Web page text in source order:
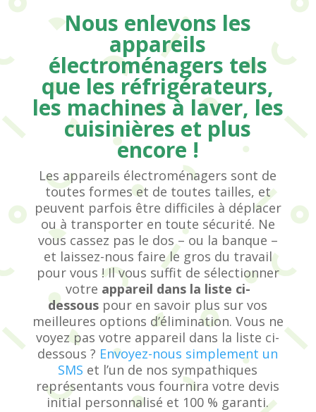
Nous enlevons les
appareils
électroménagers tels
que les réfrigérateurs,
les machines à laver, les
cuisinières et plus
encore !
Les appareils électroménagers sont de
toutes formes et de toutes tailles, et
peuvent parfois être difficiles à déplacer
ou à transporter en toute sécurité. Ne
vous cassez pas le dos – ou la banque –
et laissez-nous faire le gros du travail
pour vous ! Il vous suffit de sélectionner
votre appareil dans la liste ci-
dessous pour en savoir plus sur vos
meilleures options d’élimination. Vous ne
voyez pas votre appareil dans la liste ci-
dessous ? Envoyez-nous simplement un
SMS et l’un de nos sympathiques
représentants vous fournira votre devis
initial personnalisé et 100 % garanti.